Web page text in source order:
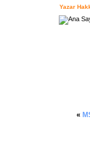
Yazar
«